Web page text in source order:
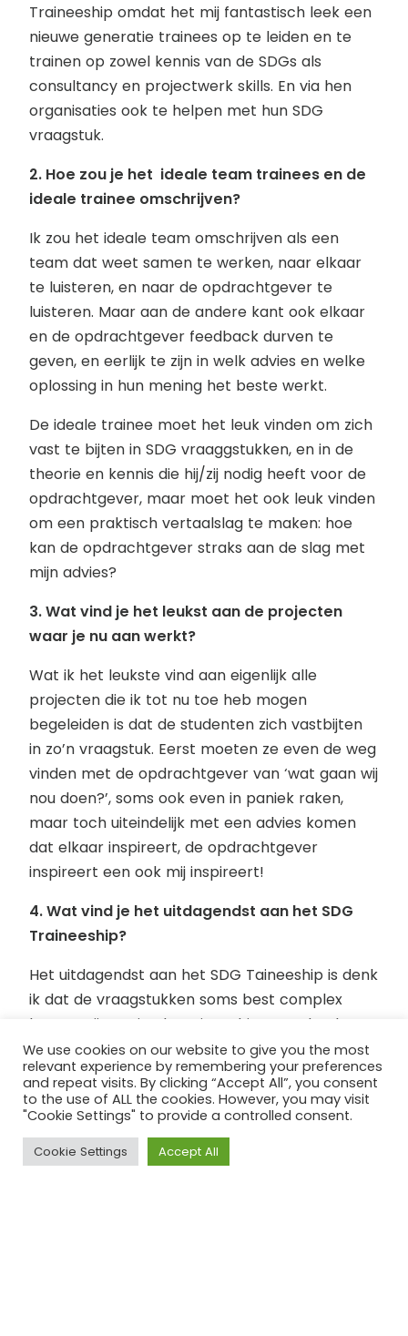
Traineeship omdat het mij fantastisch leek een
nieuwe generatie trainees op te leiden en te
trainen op zowel kennis van de SDGs als
consultancy en projectwerk skills. En via hen
organisaties ook te helpen met hun SDG
vraagstuk.
2. Hoe zou je het ideale team trainees en de
ideale trainee omschrijven?
Ik zou het ideale team omschrijven als een
team dat weet samen te werken, naar elkaar
te luisteren, en naar de opdrachtgever te
luisteren. Maar aan de andere kant ook elkaar
en de opdrachtgever feedback durven te
geven, en eerlijk te zijn in welk advies en welke
oplossing in hun mening het beste werkt.
De ideale trainee moet het leuk vinden om zich
vast te bijten in SDG vraaggstukken, en in de
theorie en kennis die hij/zij nodig heeft voor de
opdrachtgever, maar moet het ook leuk vinden
om een praktisch vertaalslag te maken: hoe
kan de opdrachtgever straks aan de slag met
mijn advies?
3. Wat vind je het leukst aan de projecten
waar je nu aan werkt?
Wat ik het leukste vind aan eigenlijk alle
projecten die ik tot nu toe heb mogen
begeleiden is dat de studenten zich vastbijten
in zo’n vraagstuk. Eerst moeten ze even de weg
vinden met de opdrachtgever van ‘wat gaan wij
nou doen?’, soms ook even in paniek raken,
maar toch uiteindelijk met een advies komen
dat elkaar inspireert, de opdrachtgever
inspireert een ook mij inspireert!
4. Wat vind je het uitdagendst aan het SDG
Traineeship?
Het uitdagendst aan het SDG Taineeship is denk
ik dat de vraagstukken soms best complex
kunnen zijn. En je als traineeship team heel
goed moet bedenken dat je dit probleem
vanuit heel veel verschillende kanten kan
aanvliegen: Welke keuzes gaan wij maken en
wat is de meest logische oplossing voor dit
vraagstuk? Dat kan soms een heel abstract
vraagstuk zijn en soms heel praktisch en om die
We use cookies on our website to give you the most
relevant experience by remembering your preferences
and repeat visits. By clicking “Accept All”, you consent
to the use of ALL the cookies. However, you may visit
"Cookie Settings" to provide a controlled consent.
Cookie Settings Accept All